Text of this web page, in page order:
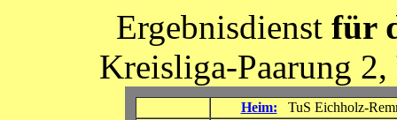
Ergebnisdienst für
Kreisliga-Paarung 2,
Heim:
TuS Eichholz-